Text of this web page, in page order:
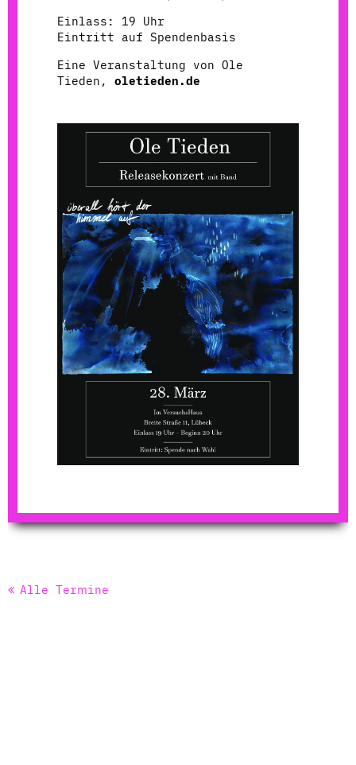
Einlass: 19 Uhr
Eintritt auf Spendenbasis
Eine Veranstaltung von Ole
Tieden, oletieden.de
Alle Termine